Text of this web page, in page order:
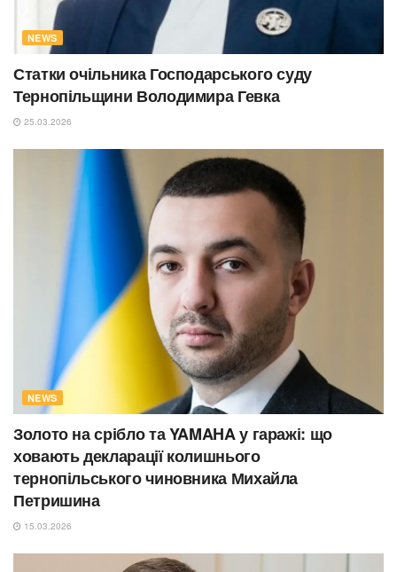
NEWS
Статки очільника Господарського суду
Тернопільщини Володимира Гевка
25.03.2026
NEWS
Золото на срібло та YAMAHA у гаражі: що
ховають декларації колишнього
тернопільського чиновника Михайла
Петришина
15.03.2026